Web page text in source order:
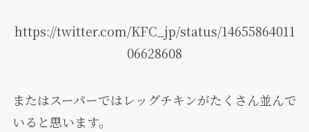
https://twitter.com/KFC_jp/status/14655864011
06628608
またはスーパーではレッグチキンがたくさん並んで
いると思います。